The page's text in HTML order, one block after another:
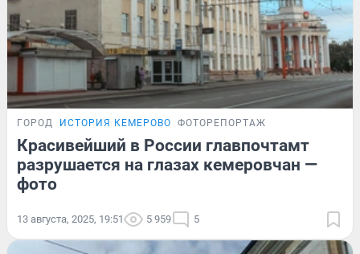
ГОРОД ИСТОРИЯ КЕМЕРОВО ФОТОРЕПОРТАЖ
Красивейший в России главпочтамт
разрушается на глазах кемеровчан —
фото
13 августа, 2025, 19:51 5 959 5